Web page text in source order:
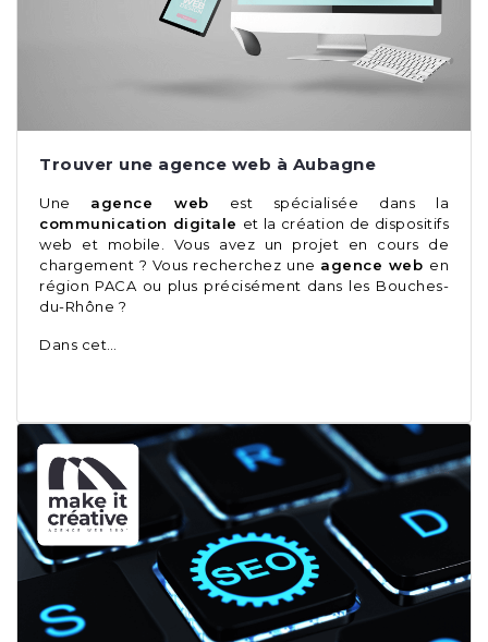
Trouver une agence web à Aubagne
Une agence web est spécialisée dans la
communication digitale et la création de dispositifs
web et mobile. Vous avez un projet en cours de
chargement ? Vous recherchez une agence web en
région PACA ou plus précisément dans les Bouches-
du-Rhône ?
Dans cet…